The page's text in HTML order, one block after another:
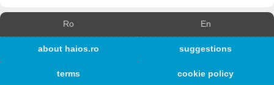
Ro En
about haios.ro suggestions
terms cookie policy